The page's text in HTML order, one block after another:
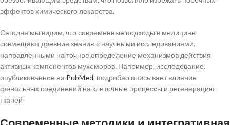
эффектов химического лекарства.
Сегодня мы видим, что современные подходы в медицине
совмещают древние знания с научными исследованиями,
направленными на точное определение механизмов действия
активных компонентов мухоморов. Например, исследование,
опубликованное на PubMed, подробно описывает влияние
фенольных соединений на клеточные процессы и регенерацию
тканей